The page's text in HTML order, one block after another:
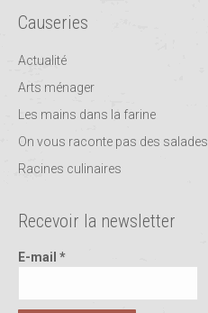
Causeries
Actualité
Arts ménager
Les mains dans la farine
On vous raconte pas des salades
Racines culinaires
Recevoir la newsletter
E-mail *